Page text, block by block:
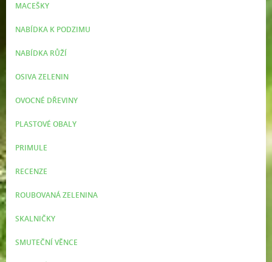
MACEŠKY
NABÍDKA K PODZIMU
NABÍDKA RŮŽÍ
OSIVA ZELENIN
OVOCNÉ DŘEVINY
PLASTOVÉ OBALY
PRIMULE
RECENZE
ROUBOVANÁ ZELENINA
SKALNIČKY
SMUTEČNÍ VĚNCE